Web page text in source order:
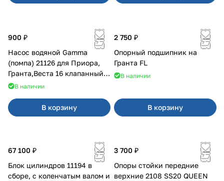
900 ₽
Насос водяной Gamma
(помпа) 21126 для Приора,
Гранта,Веста 16 клапанный
двигатель.
В наличии
В корзину
2 750 ₽
Опорный подшипник на
Гранта FL
В наличии
В корзину
67 100 ₽
Блок цилиндров 11194 в
сборе, с коленчатым валом и
3 700 ₽
Опоры стойки передние
верхние 2108 SS20 QUEEN